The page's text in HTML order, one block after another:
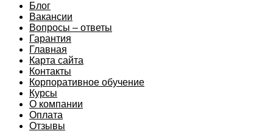
Блог
Вакансии
Вопросы – ответы
Гарантия
Главная
Карта сайта
Контакты
Корпоративное обучение
Курсы
О компании
Оплата
Отзывы